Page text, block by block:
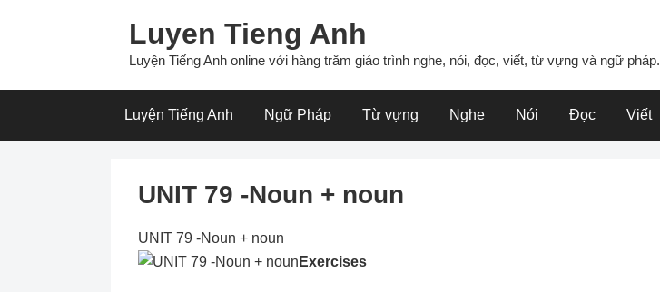
Luyen Tieng Anh
Luyện Tiếng Anh online với hàng trăm giáo trình nghe, nói, đọc, viết, từ vựng và ngữ pháp.
Luyện Tiếng Anh Ngữ Pháp Từ vựng Nghe Nói Đọc Viết
UNIT 79 -Noun + noun
UNIT 79 -Noun + noun
Exercises